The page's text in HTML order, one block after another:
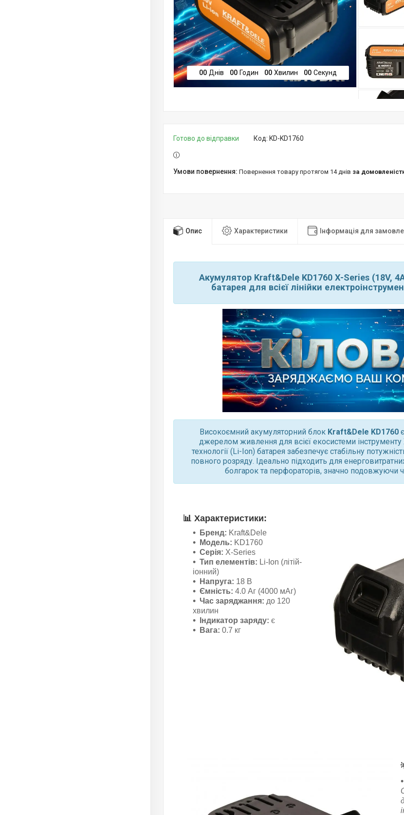
00 Днів 00 Годин 00 Хвилин 00 Секунд
Готово до відправки Код: KD-KD1760
повернення товару протягом 14 днів за
Опис Характеристики Інформація для
Акумулятор Kraft&Dele KD1760 X-Series (18V,
батарея для всієї лінійки
Високоємний акумуляторний блок Kraft&Dele KD1760
джерелом живлення для всієї екосистеми інструменту
технології (Li-Ion) батарея забезпечує стабільну
повного розряду. Ідеально підходить для
болгарок та перфораторів, значно подовжуючи
📊 Характеристики:
Бренд: Kraft&Dele
Модель: KD1760
Серія: X-Series
Тип елементів: Li-Ion (літій-
іонний)
Напруга: 18 В
Ємність: 4.0 Аг (4000 мАг)
Час заряджання: до 120
хвилин
Індикатор заряду: є
Вага: 0.7 кг